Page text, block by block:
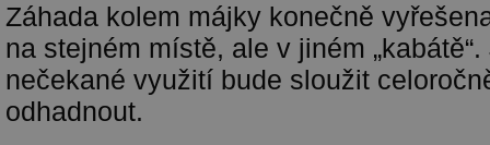
Záhada kolem májky konečně
na stejném místě, ale v jiném
nečekané využití bude sloužit
odhadnout.